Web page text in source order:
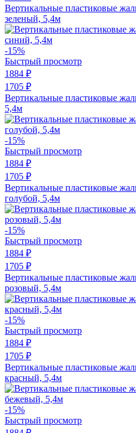
Вертикальные пластиковые
зеленый, 5,4м
-15%
Быстрый просмотр
1884 ₽
1705 ₽
Вертикальные пластиковые
5,4м
-15%
Быстрый просмотр
1884 ₽
1705 ₽
Вертикальные пластиковые
голубой, 5,4м
-15%
Быстрый просмотр
1884 ₽
1705 ₽
Вертикальные пластиковые
розовый, 5,4м
-15%
Быстрый просмотр
1884 ₽
1705 ₽
Вертикальные пластиковые
красный, 5,4м
-15%
Быстрый просмотр